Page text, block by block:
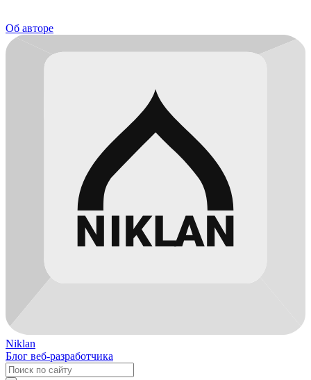
Об авторе
Niklan
Блог веб-разработчика